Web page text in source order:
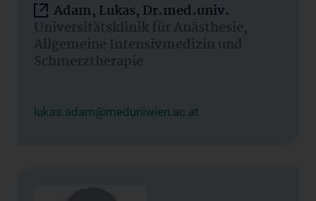
Adam, Lukas, Dr.med.univ.
Universitätsklinik für Anästhesie,
Allgemeine Intensivmedizin und
Schmerztherapie
lukas.adam@meduniwien.ac.at